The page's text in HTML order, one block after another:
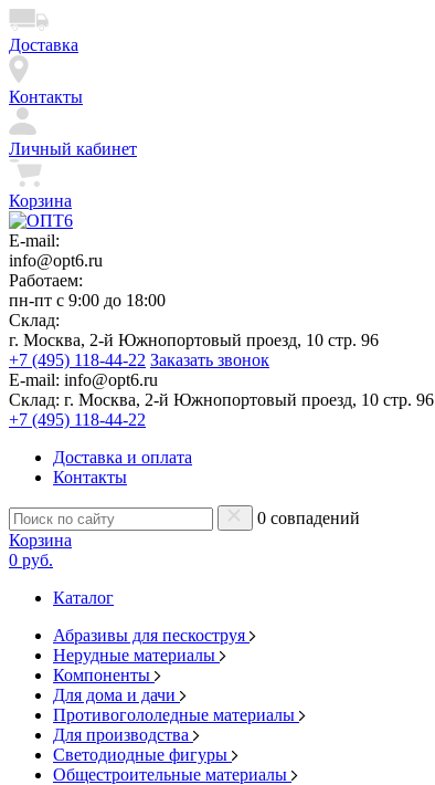
Доставка
Контакты
Личный кабинет
Корзина
E-mail:
info@opt6.ru
Работаем:
пн-пт с 9:00 до 18:00
Склад:
г. Москва, 2-й Южнопортовый проезд, 10 стр. 96
+7 (495) 118-44-22 Заказать звонок
E-mail: info@opt6.ru
Склад: г. Москва, 2-й Южнопортовый проезд, 10 стр. 96
+7 (495) 118-44-22
Доставка и оплата
Контакты
0 совпадений
Корзина
0 руб.
Каталог
Абразивы для пескоструя
Нерудные материалы
Компоненты
Для дома и дачи
Противогололедные материалы
Для производства
Светодиодные фигуры
Общестроительные материалы